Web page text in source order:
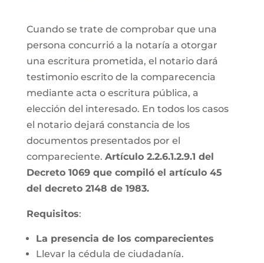
Cuando se trate de comprobar que una
persona concurrió a la notaría a otorgar
una escritura prometida, el notario dará
testimonio escrito de la comparecencia
mediante acta o escritura pública, a
elección del interesado. En todos los casos
el notario dejará constancia de los
documentos presentados por el
compareciente. Artículo 2.2.6.1.2.9.1 del
Decreto 1069 que compiló el artículo 45
del decreto 2148 de 1983.
Requisitos:
La presencia de los comparecientes
Llevar la cédula de ciudadanía.